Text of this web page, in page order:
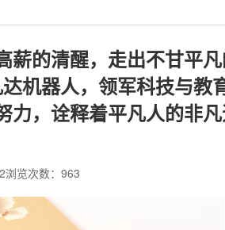
薪的清醒，走出不甘平
机器人，领军科技与教
力，诠释着平凡人的非
浏览次数：963